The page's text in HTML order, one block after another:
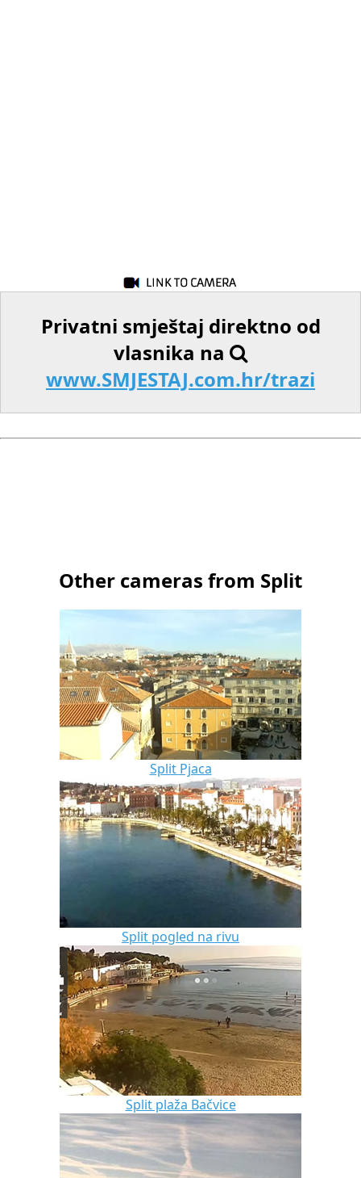
Privatni smještaj direktno od
vlasnika na
www.SMJESTAJ.com.hr/trazi
Other cameras from Split
Split Pjaca
Split pogled na rivu
Split plaža Bačvice